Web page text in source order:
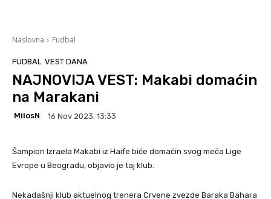
Naslovna Fudbal
FUDBAL VEST DANA
NAJNOVIJA VEST: Makabi domaćin
na Marakani
MilosN 16 Nov 2023. 13:33
Šampion Izraela Makabi iz Haife biće domaćin svog meča Lige
Evrope u Beogradu, objavio je taj klub.
Nekadašnji klub aktuelnog trenera Crvene zvezde Baraka Bahara